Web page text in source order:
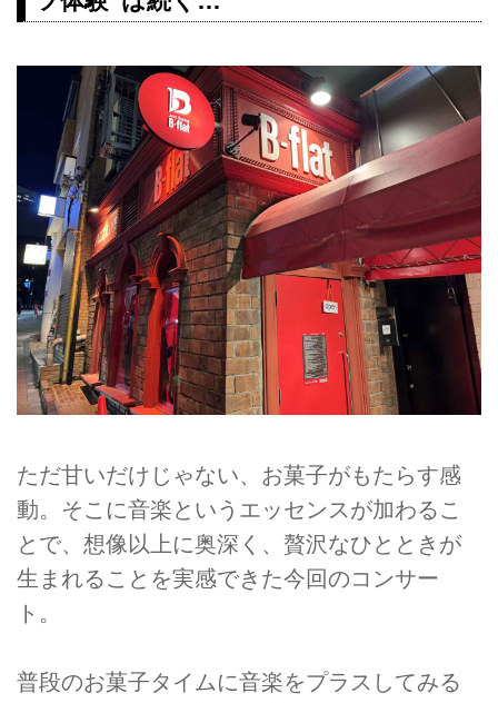
ただ甘いだけじゃない、お菓子がもたらす感
動。そこに音楽というエッセンスが加わるこ
とで、想像以上に奥深く、贅沢なひとときが
生まれることを実感できた今回のコンサー
ト。
普段のお菓子タイムに音楽をプラスしてみる